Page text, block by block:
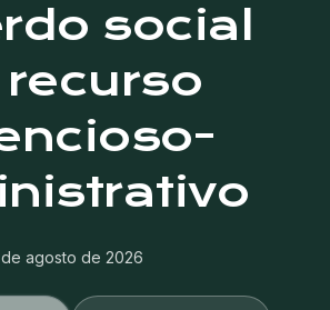
social
agosto de 2026